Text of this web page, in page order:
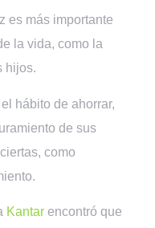
es más importante
la vida, como la
hijos.
hábito de ahorrar,
de sus
como
Kantar encontró que